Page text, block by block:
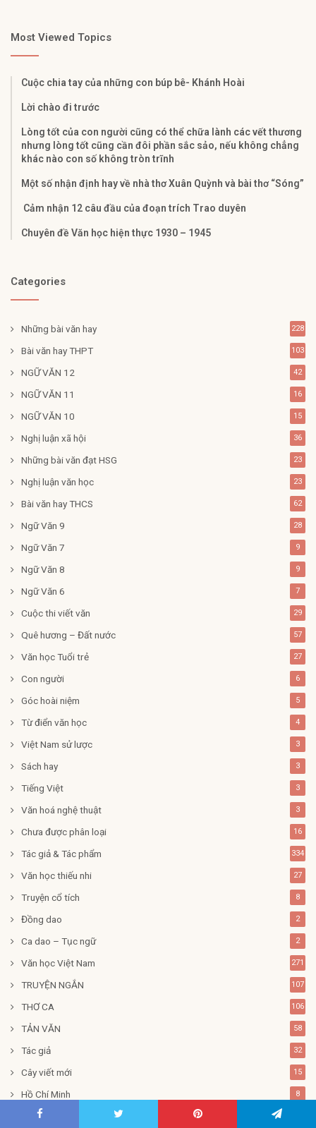
Most Viewed Topics
Cuộc chia tay của những con búp bê- Khánh Hoài
Lời chào đi trước
Lòng tốt của con người cũng có thể chữa lành các vết thương
nhưng lòng tốt cũng cần đôi phần sắc sảo, nếu không chẳng
khác nào con số không tròn trĩnh
Một số nhận định hay về nhà thơ Xuân Quỳnh và bài thơ “Sóng”
Cảm nhận 12 câu đầu của đoạn trích Trao duyên
Chuyên đề Văn học hiện thực 1930 – 1945
Categories
Những bài văn hay 228
Bài văn hay THPT 103
NGỮ VĂN 12 42
NGỮ VĂN 11 16
NGỮ VĂN 10 15
Nghị luận xã hội 36
Những bài văn đạt HSG 23
Nghị luận văn học 23
Bài văn hay THCS 62
Ngữ Văn 9 28
Ngữ Văn 7 9
Ngữ Văn 8 9
Ngữ Văn 6 7
Cuộc thi viết văn 29
Quê hương – Đất nước 57
Văn học Tuổi trẻ 27
Con người 6
Góc hoài niệm 5
Từ điển văn học 4
Việt Nam sử lược 3
Sách hay 3
Tiếng Việt 3
Văn hoá nghệ thuật 3
Chưa được phân loại 16
Tác giả & Tác phẩm 334
Văn học thiếu nhi 27
Truyện cổ tích 8
Đồng dao 2
Ca dao – Tục ngữ 2
Văn học Việt Nam 271
TRUYỆN NGẮN 107
THƠ CA 106
TẢN VĂN 58
Tác giả 32
Cây viết mới 15
Hồ Chí Minh 8
Nhà thơ Việt Nam